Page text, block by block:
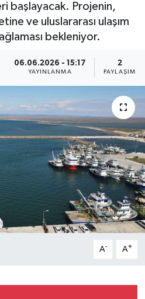
başlayacak. Projenin,
ve uluslararası ulaşım
bekleniyor.
06.06.2026 - 15:17
YAYINLANMA
2
PAYLAŞIM
A- A+